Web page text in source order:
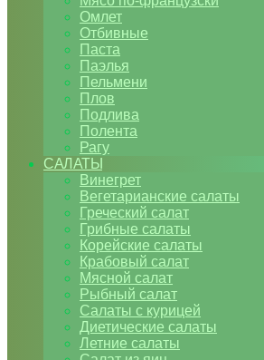
Омлет
Отбивные
Паста
Паэлья
Пельмени
Плов
Подлива
Полента
Рагу
САЛАТЫ
Винегрет
Вегетарианские салаты
Греческий салат
Грибные салаты
Корейские салаты
Крабовый салат
Мясной салат
Рыбный салат
Салаты с курицей
Диетические салаты
Летние салаты